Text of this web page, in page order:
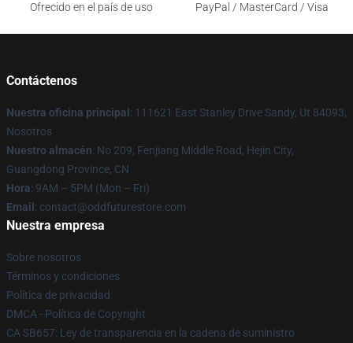
Ofrecido en el país de uso
PayPal / MasterCard / Visa
Contáctenos
Nuestra oficina principal : 111621 East Stanley Drive Sandy, Ut 84093,
Nosotros
Nuestro almacén: No 209, Fenjiang Middle Road, Hejin City,
Guangdong Province, CN
Hora: 9AM – 5PM (Mon – Fri)
Email : contact@oddfuturestore.com
Nuestra empresa
Sobre nosotros
Términos y condiciones
Política de privacidad
DMCA - Política de Copyright
CA SB657: Ley de transparencia en la cadena de suministro